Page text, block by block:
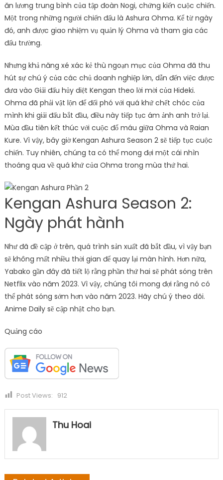
ăn lương trung bình của tập đoàn Nogi, chứng kiến ​​cuộc chiến.
Một trong những người chiến đấu là Ashura Ohma. Kể từ ngày
đó, anh được giao nhiệm vụ quản lý Ohma và tham gia các
đấu trường.
Nhưng khả năng xé xác kẻ thù ngoạn mục của Ohma đã thu
hút sự chú ý của các chủ doanh nghiệp lớn, dẫn đến việc được
đưa vào Giải đấu hủy diệt Kengan theo lời mời của Hideki.
Ohma đã phải vật lộn để đối phó với quá khứ chết chóc của
mình khi giải đấu bắt đầu, điều này tiếp tục ám ảnh anh trở lại.
Mùa đầu tiên kết thúc với cuộc đổ máu giữa Ohma và Raian
Kure. Vì vậy, bây giờ Kengan Ashura Season 2 sẽ tiếp tục cuộc
chiến. Tuy nhiên, chúng ta có thể mong đợi một cái nhìn
thoáng qua về quá khứ của Ohma trong mùa thứ hai.
Kengan Ashura Season 2:
Ngày phát hành
Như đã đề cập ở trên, quá trình sản xuất đã bắt đầu, vì vậy bạn
sẽ không mất nhiều thời gian để quay lại màn hình. Hơn nữa,
Yabako gần đây đã tiết lộ rằng phần thứ hai sẽ phát sóng trên
Netflix vào năm 2023. Vì vậy, chúng tôi mong đợi rằng nó có
thể phát sóng sớm hơn vào năm 2023. Hãy chú ý theo dõi.
Anime Daily sẽ cập nhật cho bạn.
Quảng cáo
Post Views: 912
Thu Hoai